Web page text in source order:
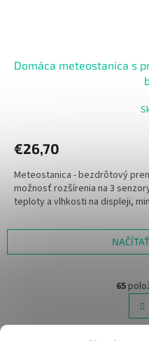
Domáca meteostanica s
€26,70
Meteostanica - bezdrôtový
možnosť rozšírenia na 3
teploty a vlhkosti na displeji,
65